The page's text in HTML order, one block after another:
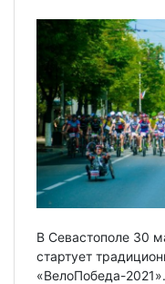
В Севастополе 30
стартует
«ВелоПобеда-